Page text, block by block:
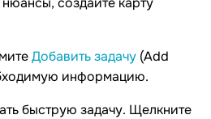
Добавить задачу (Add
информацию.
быструю задачу. Щелкните